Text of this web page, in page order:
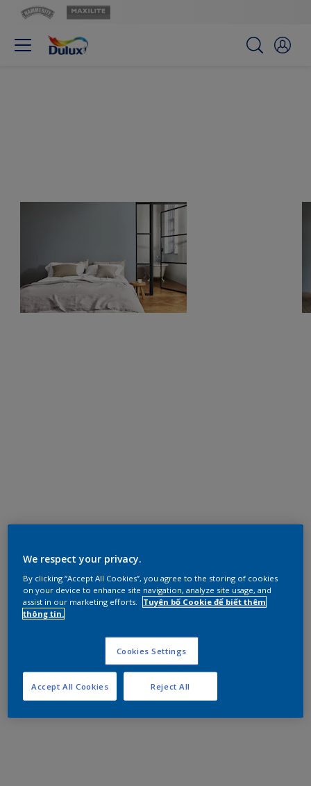
We respect your privacy.
By clicking “Accept All Cookies”, you agree to the storing of cookies
on your device to enhance site navigation, analyze site usage, and
assist in our marketing efforts.
Tuyên bố Cookie để biết thêm
thông tin.
Cookies Settings
Reject All
Accept All Cookies